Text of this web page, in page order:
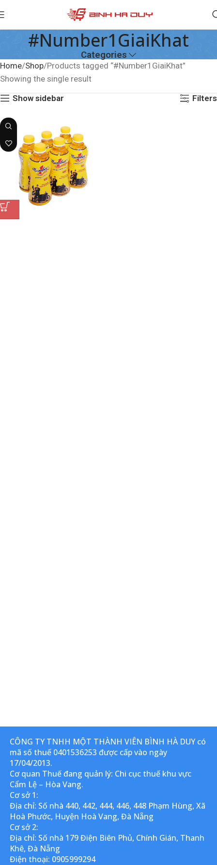
#Number1GiaiKhat
Categories
Home Shop Products tagged “#Number1GiaiKhat”
Showing the single result
Show sidebar
Filters
CÔNG TY TNHH MỘT THÀNH VIÊN BÌNH HÀ DUY có
mã số thuế 0401536253 được cấp vào ngày
17/04/2013.
Cơ quan Thuế đang quản lý: Chi cục thuế khu vực
Cẩm Lệ – Hòa Vang.
Cơ sở 1:
Địa chỉ: Số nhà 440, 442, 444, 446, 448 Phạm Hùng, Xã
Hoà Phước, Huyện Hoà Vang, Đà Nẵng
Cơ sở 2:
Địa chỉ: Số nhà 179 Điện Biên Phủ, Chính Gián, Thanh
Khê, Đà Nẵng
Điện thoại: 0905999294